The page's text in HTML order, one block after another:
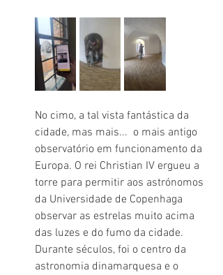
No cimo, a tal vista fantástica da
cidade, mas mais...  o mais antigo
observatório em funcionamento da
Europa. O rei Christian IV ergueu a
torre para permitir aos astrónomos
da Universidade de Copenhaga
observar as estrelas muito acima
das luzes e do fumo da cidade.
Durante séculos, foi o centro da
astronomia dinamarquesa e o